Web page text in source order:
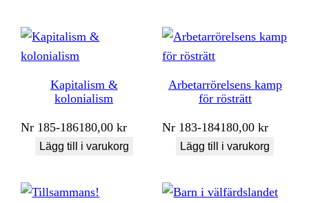
Kapitalism &
kolonialism
Nr 185-186180,00kr
Lägg till i varukorg
Arbetarrörelsens kamp
för rösträtt
Nr 183-184180,00kr
Lägg till i varukorg